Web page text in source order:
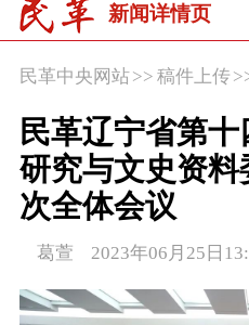
新闻详情页
民革中央网站>> 稿件上传
民革辽宁省第
研究与文史资
次全体会议
葛萱 2023年06月25日